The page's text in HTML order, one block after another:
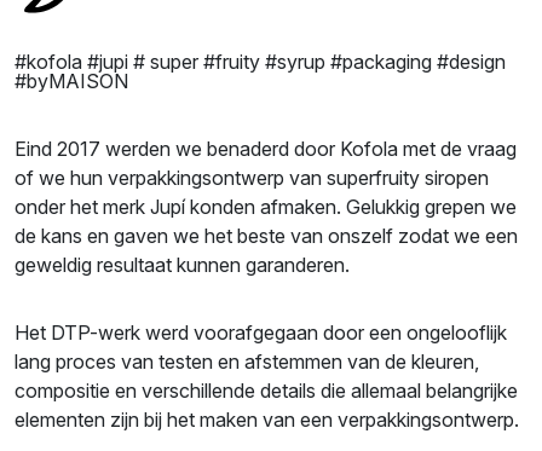
#kofola #jupi # super #fruity #syrup #packaging #design
#byMAISON
Eind 2017 werden we benaderd door Kofola met de vraag
of we hun verpakkingsontwerp van superfruity siropen
onder het merk Jupí konden afmaken. Gelukkig grepen we
de kans en gaven we het beste van onszelf zodat we een
geweldig resultaat kunnen garanderen.
Het DTP-werk werd voorafgegaan door een ongelooflijk
lang proces van testen en afstemmen van de kleuren,
compositie en verschillende details die allemaal belangrijke
elementen zijn bij het maken van een verpakkingsontwerp.